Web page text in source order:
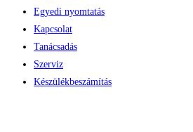
Egyedi nyomtatás
Kapcsolat
Tanácsadás
Szerviz
Készülékbeszámítás